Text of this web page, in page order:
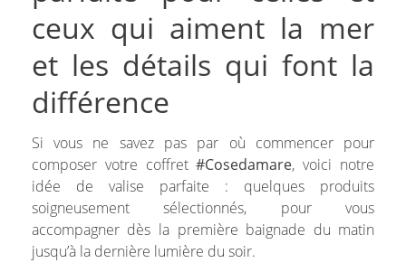
ceux qui aiment la mer
et les détails qui font la
différence
Si vous ne savez pas par où commencer pour
composer votre coffret#Cosedamare, voici notre
idée de valise parfaite : quelques produits
soigneusement sélectionnés, pour vous
accompagner dès la première baignade du matin
jusqu’à la dernière lumière du soir.